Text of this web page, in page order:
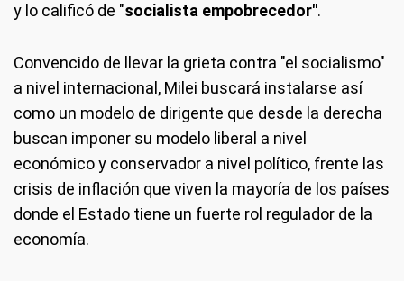
y lo calificó de "socialista empobrecedor".
Convencido de llevar la grieta contra "el socialismo"
a nivel internacional, Milei buscará instalarse así
como un modelo de dirigente que desde la derecha
buscan imponer su modelo liberal a nivel
económico y conservador a nivel político, frente las
crisis de inflación que viven la mayoría de los países
donde el Estado tiene un fuerte rol regulador de la
economía.